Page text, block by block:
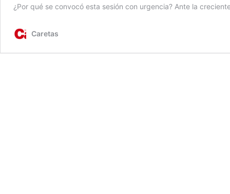
¿Por qué se convocó esta sesión con urgencia? Ante la
Caretas